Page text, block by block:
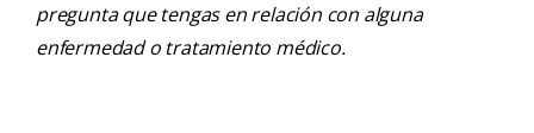
pregunta que tengas en relación con alguna
enfermedad o tratamiento médico.